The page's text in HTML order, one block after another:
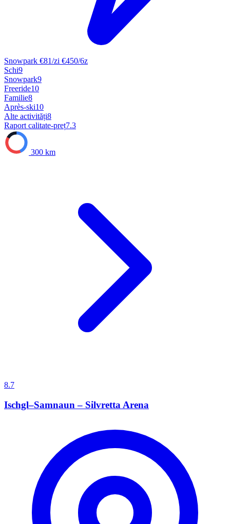
Snowpark €81/zi €450/6z
Schi9
Snowpark9
Freeride10
Familie8
Après-ski10
Alte activități8
Raport calitate-preț7.3
300 km
8.7
Ischgl–Samnaun – Silvretta Arena